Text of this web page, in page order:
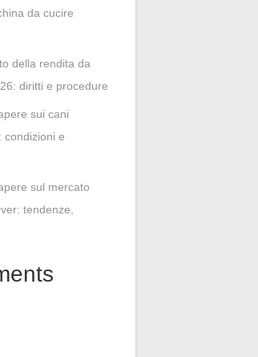
da cucire
della rendita da
diritti e procedure
sui cani
condizioni e
sul mercato
tendenze,